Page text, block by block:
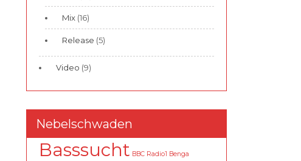
Mix (16)
Release (5)
Video (9)
Nebelschwaden
Basssucht BBC Radio1 Benga